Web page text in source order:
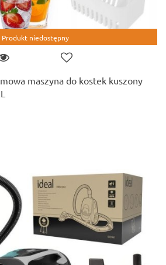
Produkt niedostępny
maszyna do kostek kuszony